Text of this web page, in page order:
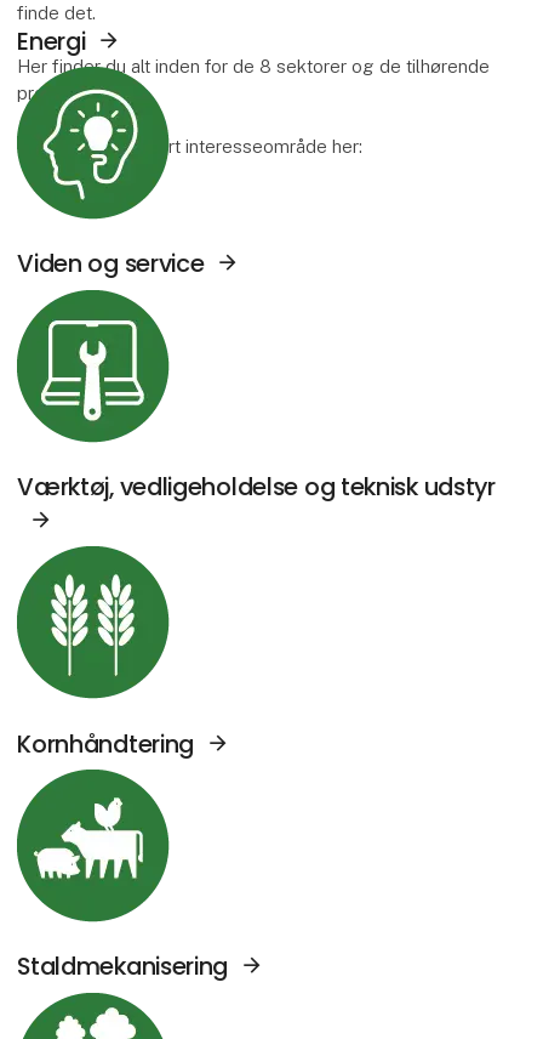
finde det.
Her finder du alt inden for de 8 sektorer og de tilhørende
produktgrupper.
Læs mere om hvert interesseområde her:
Energi
Viden og service
Se Agromek udstillere sektor: Viden og
Værktøj, vedligeholdelse og teknisk udstyr
Kornhåndtering
Staldmekanisering